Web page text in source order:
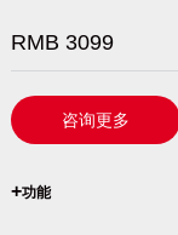
RMB 3099
咨询更多
`
+功能